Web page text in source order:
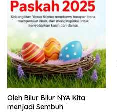
Oleh Bilur Bilur NYA Kita
menjadi Sembuh